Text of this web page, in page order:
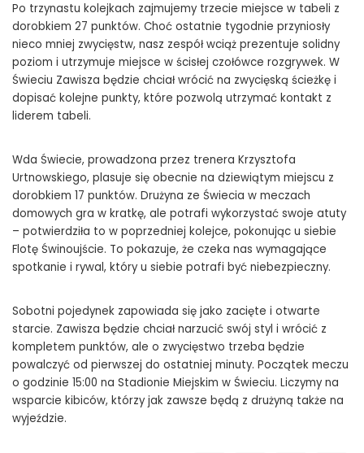
Po trzynastu kolejkach zajmujemy trzecie miejsce w tabeli z
dorobkiem 27 punktów. Choć ostatnie tygodnie przyniosły
nieco mniej zwycięstw, nasz zespół wciąż prezentuje solidny
poziom i utrzymuje miejsce w ścisłej czołówce rozgrywek. W
Świeciu Zawisza będzie chciał wrócić na zwycięską ścieżkę i
dopisać kolejne punkty, które pozwolą utrzymać kontakt z
liderem tabeli.
Wda Świecie, prowadzona przez trenera Krzysztofa
Urtnowskiego, plasuje się obecnie na dziewiątym miejscu z
dorobkiem 17 punktów. Drużyna ze Świecia w meczach
domowych gra w kratkę, ale potrafi wykorzystać swoje atuty
– potwierdziła to w poprzedniej kolejce, pokonując u siebie
Flotę Świnoujście. To pokazuje, że czeka nas wymagające
spotkanie i rywal, który u siebie potrafi być niebezpieczny.
Sobotni pojedynek zapowiada się jako zacięte i otwarte
starcie. Zawisza będzie chciał narzucić swój styl i wrócić z
kompletem punktów, ale o zwycięstwo trzeba będzie
powalczyć od pierwszej do ostatniej minuty. Początek meczu
o godzinie 15:00 na Stadionie Miejskim w Świeciu. Liczymy na
wsparcie kibiców, którzy jak zawsze będą z drużyną także na
wyjeździe.